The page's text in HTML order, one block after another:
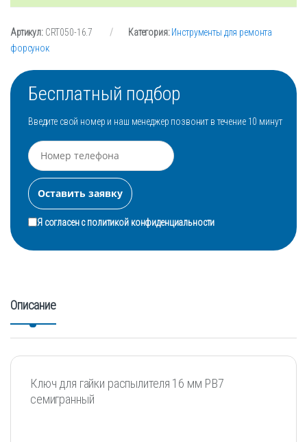
Артикул: CRT050-16.7 Категория: Инструменты для ремонта
форсунок
Бесплатный подбор
Введите свой номер и наш менеджер позвонит в течение 10 минут
Я согласен сполитикой конфиденциальности
Описание
Ключ для гайки распылителя 16 мм PB7
семигранный